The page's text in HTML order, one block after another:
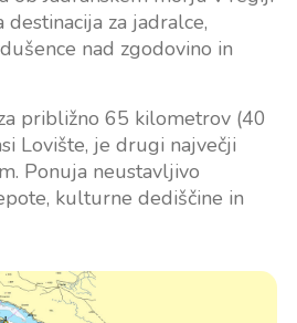
destinacija za jadralce,
nad zgodovino in
približno 65 kilometrov (40
Lovište, je drugi največji
Ponuja neustavljivo
kulturne dediščine in